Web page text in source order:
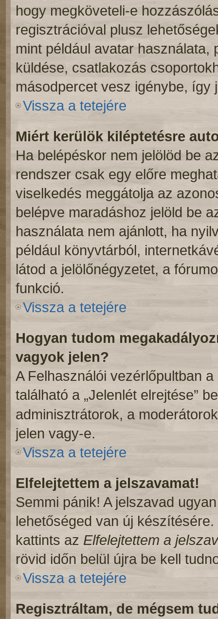
hogy megköveteli-e
regisztrációval plusz
mint például avatar használata,
küldése, csatlakozás
másodpercet vesz igénybe, így
Vissza a tetejére
Miért kerülök kiléptetésre
Ha belépéskor nem jelölöd be
rendszer csak egy előre
viselkedés meggátolja az
belépve maradáshoz jelöld be
használata nem ajánlott, ha
például könyvtárból,
látod a jelölőnégyzetet, a
funkció.
Vissza a tetejére
Hogyan tudom
vagyok jelen?
A Felhasználói vezérlőpultban
található a „Jelenlét elrejtése”
adminisztrátorok, a
jelen vagy-e.
Vissza a tetejére
Elfelejtettem a jelszavamat!
Semmi pánik! A jelszavad
lehetőséged van új
kattints az Elfelejtettem a
rövid időn belül újra be kell
Vissza a tetejére
Regisztráltam, de mégsem